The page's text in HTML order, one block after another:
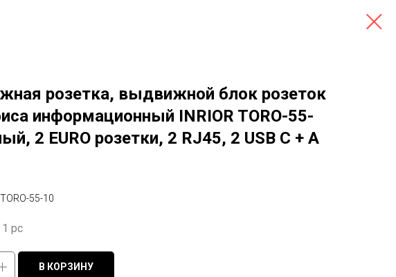
розетка, выдвижной блок розеток
информационный INRIOR TORO-55-
2 EURO розетки, 2 RJ45, 2 USB C + А
TORO-55-10
1 pc
В КОРЗИНУ